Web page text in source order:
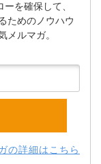
を確保して、
ためのノウハウ
メルマガ。
の詳細はこちら